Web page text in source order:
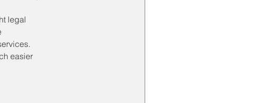
legal
easier